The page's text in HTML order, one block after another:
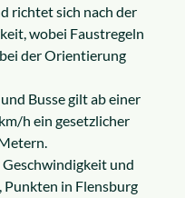
richtet sich nach der
wobei Faustregeln
der Orientierung
Busse gilt ab einer
h ein gesetzlicher
und
in Flensburg